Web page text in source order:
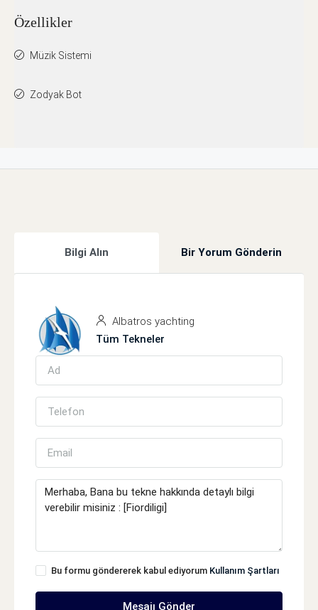
Özellikler
Müzik Sistemi
Zodyak Bot
Bilgi Alın Bir Yorum Gönderin
Albatros yachting
Tüm Tekneler
Bu formu göndererek kabul ediyorum Kullanım Şartları
Mesajı Gönder